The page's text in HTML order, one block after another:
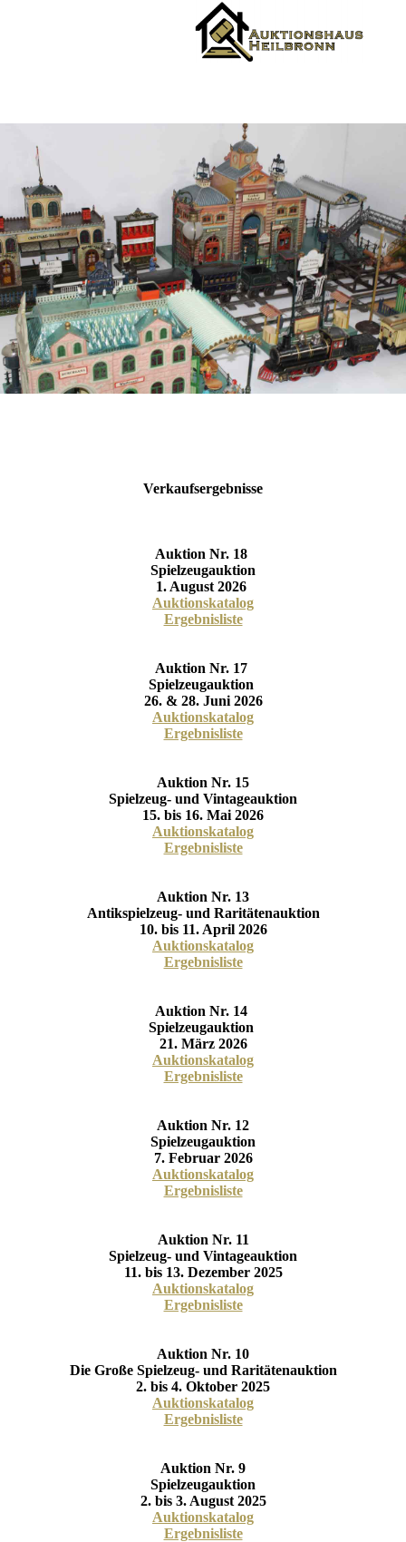
Verkaufsergebnisse
Auktion Nr. 18
Spielzeugauktion
1. August 2026
Auktionskatalog
Ergebnisliste
Auktion Nr. 17
Spielzeugauktion
26. & 28. Juni 2026
Auktionskatalog
Ergebnisliste
Auktion Nr. 15
Spielzeug- und Vintageauktion
15. bis 16. Mai 2026
Auktionskatalog
Ergebnisliste
Auktion Nr. 13
Antikspielzeug- und Raritätenauktion
10. bis 11. April 2026
Auktionskatalog
Ergebnisliste
Auktion Nr. 14
Spielzeugauktion
21. März 2026
Auktionskatalog
Ergebnisliste
Auktion Nr. 12
Spielzeugauktion
7. Februar 2026
Auktionskatalog
Ergebnisliste
Auktion Nr. 11
Spielzeug- und Vintageauktion
11. bis 13. Dezember 2025
Auktionskatalog
Ergebnisliste
Auktion Nr. 10
Die Große Spielzeug- und Raritätenauktion
2. bis 4. Oktober 2025
Auktionskatalog
Ergebnisliste
Auktion Nr. 9
Spielzeugauktion
2. bis 3. August 2025
Auktionskatalog
Ergebnisliste